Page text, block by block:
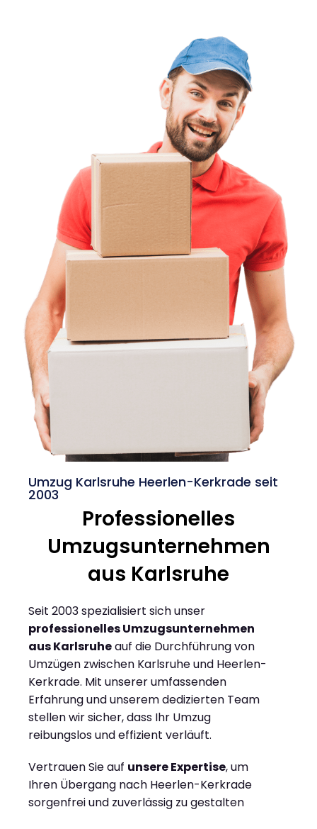
Umzug Karlsruhe Heerlen-Kerkrade seit
2003
Professionelles
Umzugsunternehmen
aus Karlsruhe
Seit 2003 spezialisiert sich unser
professionelles Umzugsunternehmen
aus Karlsruheauf die Durchführung von
Umzügen zwischen Karlsruhe und Heerlen-
Kerkrade. Mit unserer umfassenden
Erfahrung und unserem dedizierten Team
stellen wir sicher, dass Ihr Umzug
reibungslos und effizient verläuft.
Vertrauen Sie auf unsere Expertise, um
Ihren Übergang nach Heerlen-Kerkrade
sorgenfrei und zuverlässig zu gestalten